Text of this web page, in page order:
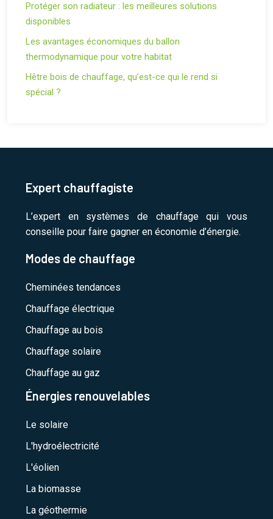
Protéger son radiateur : les meilleures solutions
disponibles
Les avantages économiques du ballon
thermodynamique pour votre habitat
Hêtre bois de chauffage, qu’est-ce qui le rend si
spécial ?
Expert chauffagiste
L’expert en systèmes de chauffage qui vous
conseille pour faire gagner en économie d’énergie.
Modes de chauffage
Cheminées tendances
Chauffage électrique
Chauffage au bois
Chauffage solaire
Chauffage au gaz
Énergies renouvelables
Le solaire
L'hydroélectricité
L'éolien
La biomasse
La géothermie